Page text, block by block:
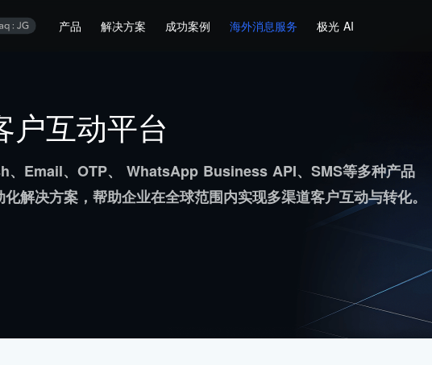
产品 解决方案 成功案例 海外消息服务 极光 AI
户互动平台
、Email、OTP、 WhatsApp Business API、SMS等多种产品
解决方案，帮助企业在全球范围内实现多渠道客户互动与转化。